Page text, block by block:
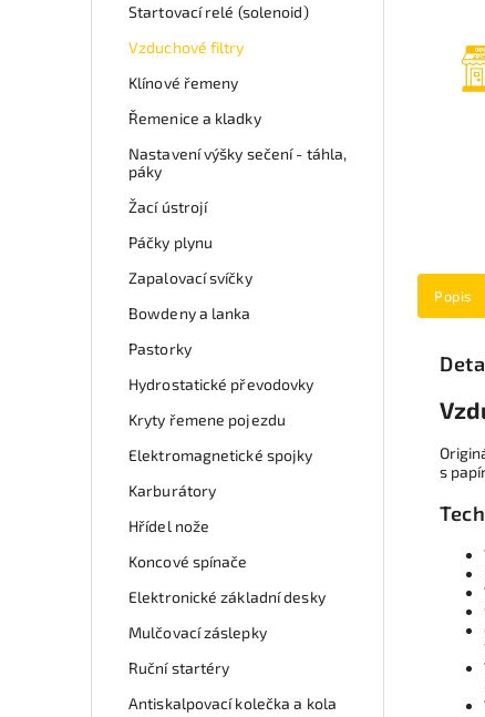
Startovací relé (solenoid)
Vzduchové filtry
Klínové řemeny
Řemenice a kladky
Nastavení výšky sečení - táhla,
páky
Žací ústrojí
Páčky plynu
Zapalovací svíčky
Bowdeny a lanka
Pastorky
Hydrostatické převodovky
Kryty řemene pojezdu
Elektromagnetické spojky
Karburátory
Hřídel nože
Koncové spínače
Elektronické základní desky
Mulčovací záslepky
Ruční startéry
Antiskalpovací kolečka a kola
Popis
s